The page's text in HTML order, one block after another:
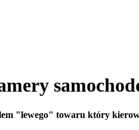
"lewego" towaru który